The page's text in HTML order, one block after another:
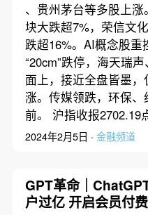
、贵州茅台等多股上涨
块大跌超7%，荣信文
跌超16%。AI概念股重
“20cm”跌停，海天瑞声、
面上，接近全盘皆墨
涨。传媒领跌，环保
前。 沪指收报
2024年2月5日 · 金融频道
GPT革命｜
户过亿 开启会员付费